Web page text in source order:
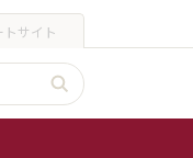
トサイト